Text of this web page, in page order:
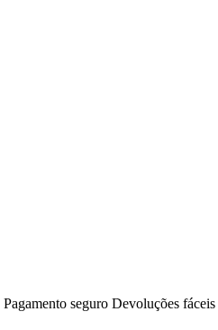
Pagamento seguro Devoluções fáceis